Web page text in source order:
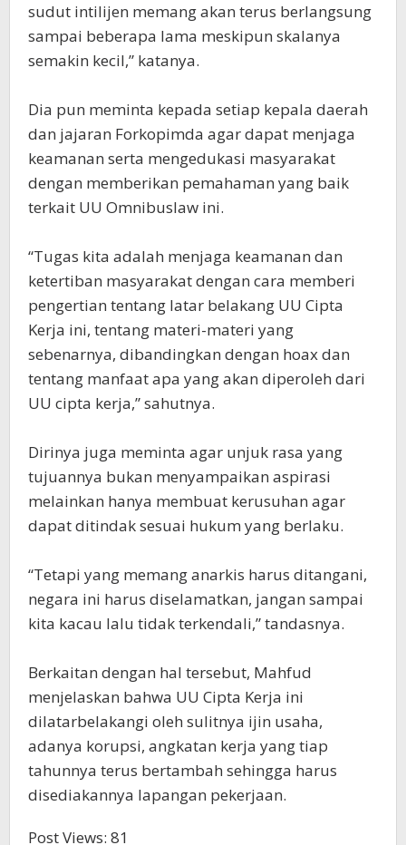
sudut intilijen memang akan terus berlangsung
sampai beberapa lama meskipun skalanya
semakin kecil,” katanya.
Dia pun meminta kepada setiap kepala daerah
dan jajaran Forkopimda agar dapat menjaga
keamanan serta mengedukasi masyarakat
dengan memberikan pemahaman yang baik
terkait UU Omnibuslaw ini.
“Tugas kita adalah menjaga keamanan dan
ketertiban masyarakat dengan cara memberi
pengertian tentang latar belakang UU Cipta
Kerja ini, tentang materi-materi yang
sebenarnya, dibandingkan dengan hoax dan
tentang manfaat apa yang akan diperoleh dari
UU cipta kerja,” sahutnya.
Dirinya juga meminta agar unjuk rasa yang
tujuannya bukan menyampaikan aspirasi
melainkan hanya membuat kerusuhan agar
dapat ditindak sesuai hukum yang berlaku.
“Tetapi yang memang anarkis harus ditangani,
negara ini harus diselamatkan, jangan sampai
kita kacau lalu tidak terkendali,” tandasnya.
Berkaitan dengan hal tersebut, Mahfud
menjelaskan bahwa UU Cipta Kerja ini
dilatarbelakangi oleh sulitnya ijin usaha,
adanya korupsi, angkatan kerja yang tiap
tahunnya terus bertambah sehingga harus
disediakannya lapangan pekerjaan.
Post Views: 81